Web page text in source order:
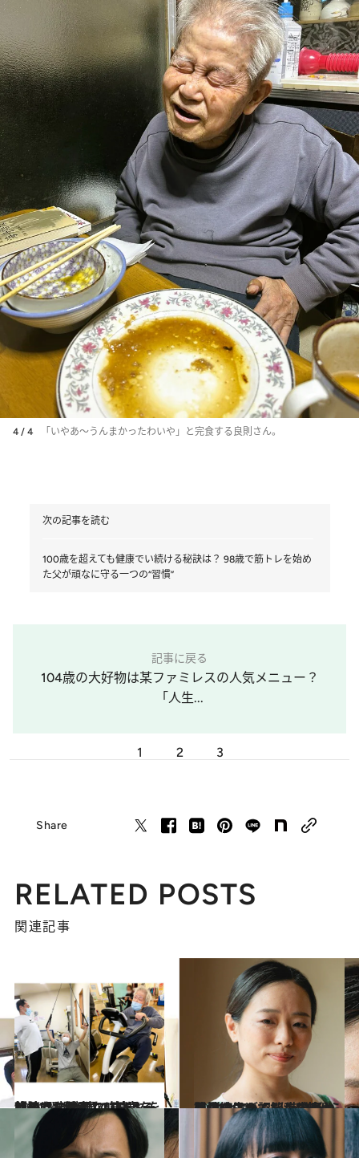
4 / 4 「いやあ～うんまかったわいや」と完食する良則さん。
次の記事を読む
100歳を超えても健康でい続ける秘訣は？ 98歳で筋トレを始め
た父が頑なに守る一つの“習慣”
記事に戻る
104歳の大好物は某ファミレスの人気メニュー？
「人生...
1 2 3
Share
RELATED POSTS
関連記事
2024.11.10
【続きを読む】100歳を超えても健康でい続ける秘訣は？ 98歳で筋トレを始めた父が頑なに守る一つの“習慣”
ライフスタイル 2024.8.24
記憶を失っても、感情は残り続ける。脳科学者・恩蔵絢子が認知症の母から 教えてもらった“自分らしさ”とは
ファッション